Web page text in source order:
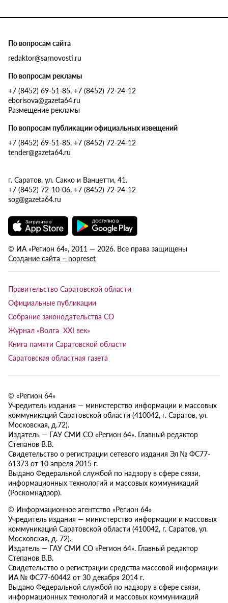
По вопросам сайта
redaktor@sarnovosti.ru
По вопросам рекламы
+7 (8452) 69-51-85, +7 (8452) 72-24-12
eborisova@gazeta64.ru
Размещение рекламы
По вопросам публикации официальных извещений
+7 (8452) 69-51-85, +7 (8452) 72-24-12
tender@gazeta64.ru
г. Саратов, ул. Сакко и Ванцетти, 41.
+7 (8452) 72-10-06, +7 (8452) 72-24-12
sog@gazeta64.ru
© ИА «Регион 64», 2011 — 2026. Все права защищены
Создание сайта – nopreset
Правительство Саратовской области
Официальные публикации
Собрание законодательства СО
Журнал «Волга XXI век»
Книга памяти Саратовской области
Саратовская областная газета
© «Регион 64»
Учредитель издания — министерство информации и массовых
коммуникаций Саратовской области (410042, г. Саратов, ул.
Московская, д.72).
Издатель — ГАУ СМИ СО «Регион 64». Главный редактор
Степанов В.В.
Свидетельство о регистрации сетевого издания Эл № ФС77-
61373 от 10 апреля 2015 г.
Выдано Федеральной службой по надзору в сфере связи,
информационных технологий и массовых коммуникаций
(Роскомнадзор).
© Информационное агентство «Регион 64»
Учредитель издания — министерство информации и массовых
коммуникаций Саратовской области (410042, г. Саратов, ул.
Московская, д. 72).
Издатель — ГАУ СМИ СО «Регион 64». Главный редактор
Степанов В.В.
Свидетельство о регистрации средства массовой информации
ИА № ФС77-60442 от 30 декабря 2014 г.
Выдано Федеральной службой по надзору в сфере связи,
информационных технологий и массовых коммуникаций